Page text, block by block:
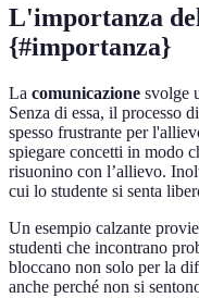
L'importanza
{#importanza}
La comunicazione svolge
Senza di essa, il processo
spesso frustrante per
spiegare concetti in modo
risuonino con l’allievo.
cui lo studente si senta
Un esempio calzante
studenti che incontrano
bloccano non solo per la
anche perché non si